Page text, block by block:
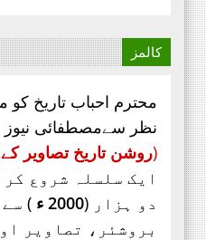
کالمز
محترم احباب تاریخ
نظر سےمصطفائی نیوز
(روشن تاریخ تصاویر کے
ایک سلسلہ شروع
دو ہزار (2000 ء
)
بروشئر، تصاویر